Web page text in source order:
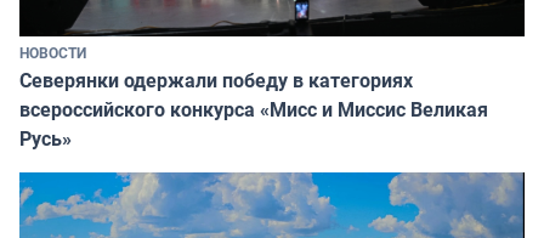
НОВОСТИ
Северянки одержали победу в категориях
всероссийского конкурса «Мисс и Миссис Великая
Русь»